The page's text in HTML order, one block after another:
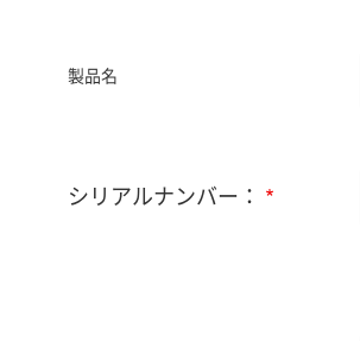
製品名
シリアルナンバー：